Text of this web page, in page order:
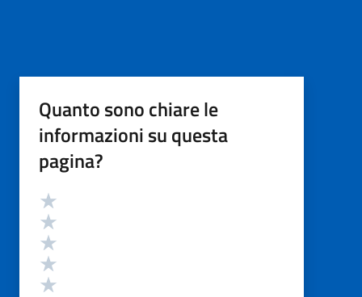
Quanto sono chiare le
informazioni su questa
pagina?
Valutazione